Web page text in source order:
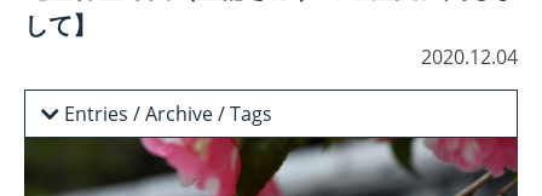
して】
2020.12.04
Entries / Archive / Tags